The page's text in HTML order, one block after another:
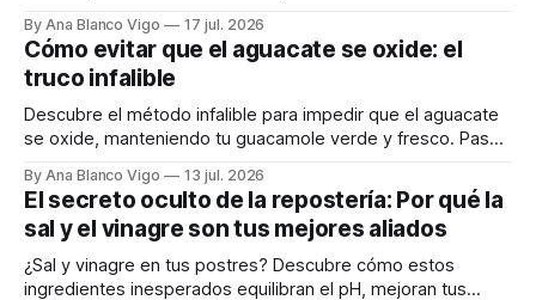
By Ana Blanco Vigo 17 jul. 2026
Cómo evitar que el aguacate se oxide: el
truco infalible
Descubre el método infalible para impedir que el aguacate
se oxide, manteniendo tu guacamole verde y fresco. Paso
By Ana Blanco Vigo 13 jul. 2026
El secreto oculto de la repostería: Por qué la
sal y el vinagre son tus mejores aliados
¿Sal y vinagre en tus postres? Descubre cómo estos
ingredientes inesperados equilibran el pH, mejoran tus